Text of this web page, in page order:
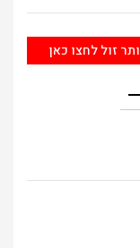
זול לחצו כאן
remove